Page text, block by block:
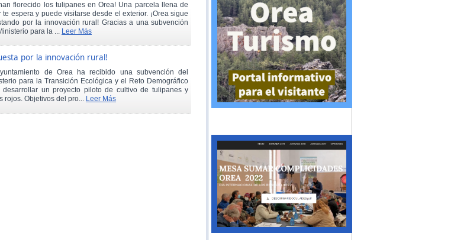
florecido los tulipanes en Orea! Una parcela llena de
te espera y puede visitarse desde el exterior. ¡Orea sigue
por la innovación rural! Gracias a una subvención
para la ... Leer Más
por la innovación rural!
de Orea ha recibido una subvención del
para la Transición Ecológica y el Reto Demográfico
desarrollar un proyecto piloto de cultivo de tulipanes y
rojos. Objetivos del pro... Leer Más